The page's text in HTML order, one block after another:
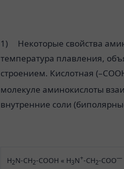
1) Некоторые свойства
температура плавления,
строением. Кислотная
молекуле аминокислоты
внутренние соли
H2N-CH2-COOH « H3N+-CH2-COO—